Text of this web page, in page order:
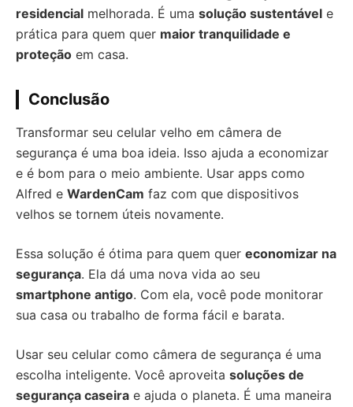
residencial melhorada. É uma solução sustentável e
prática para quem quer maior tranquilidade e
proteção em casa.
Conclusão
Transformar seu celular velho em câmera de
segurança é uma boa ideia. Isso ajuda a economizar
e é bom para o meio ambiente. Usar apps como
Alfred e WardenCam faz com que dispositivos
velhos se tornem úteis novamente.
Essa solução é ótima para quem quer economizar na
segurança. Ela dá uma nova vida ao seu
smartphone antigo. Com ela, você pode monitorar
sua casa ou trabalho de forma fácil e barata.
Usar seu celular como câmera de segurança é uma
escolha inteligente. Você aproveita soluções de
segurança caseira e ajuda o planeta. É uma maneira